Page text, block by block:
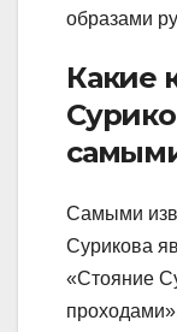
образами
Какие
Самыми
Сурикова
«Стояние